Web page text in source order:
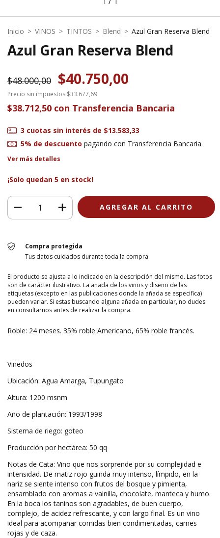
Inicio > VINOS > TINTOS > Blend > Azul Gran Reserva Blend
Azul Gran Reserva Blend
$48.000,00 $40.750,00
Precio sin impuestos $33.677,69
$38.712,50 con Transferencia Bancaria
3 cuotas sin interés de $13.583,33
5% de descuento pagando con Transferencia Bancaria
Ver más detalles
¡Solo quedan 5 en stock!
Compra protegida
Tus datos cuidados durante toda la compra.
El producto se ajusta a lo indicado en la descripción del mismo. Las fotos
son de carácter ilustrativo. La añada de los vinos y diseño de las
etiquetas (excepto en las publicaciones donde la añada se especifica)
pueden variar. Si estas buscando alguna añada en particular, no dudes
en consultarnos antes de realizar la compra.
Roble: 24 meses. 35% roble Americano, 65% roble francés.
Viñedos
Ubicación: Agua Amarga, Tupungato
Altura: 1200 msnm
Año de plantación: 1993/1998
Sistema de riego: goteo
Producción por hectárea: 50 qq
Notas de Cata: Vino que nos sorprende por su complejidad e
intensidad. De matiz rojo guinda muy intenso, límpido, en la
nariz se siente intenso con frutos del bosque y pimienta,
ensamblado con aromas a vainilla, chocolate, manteca y humo.
En la boca los taninos son agradables, de buen cuerpo,
complejo, de acidez refrescante, y con largo final. Es un vino
ideal para acompañar comidas bien condimentadas, carnes
rojas y de caza.